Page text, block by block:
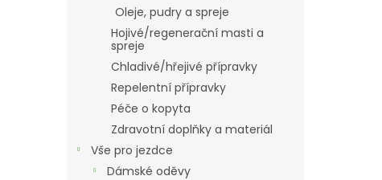
Oleje, pudry a spreje
Hojivé/regenerační masti a
spreje
Chladivé/hřejivé přípravky
Repelentní přípravky
Péče o kopyta
Zdravotní doplňky a materiál
Vše pro jezdce
Dámské oděvy